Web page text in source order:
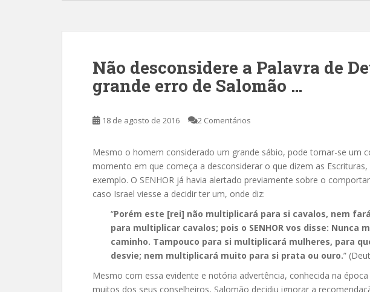
Não desconsidere a Palavra de
grande erro de Salomão …
18 de agosto de 2016 2 Comentários
Mesmo o homem considerado um grande sábio, pode tornar-se um
momento em que começa a desconsiderar o que dizem as
exemplo. O SENHOR já havia alertado previamente sobre o
caso Israel viesse a decidir ter um, onde diz:
“Porém este [rei] não multiplicará para si cavalos, nem
para multiplicar cavalos; pois o SENHOR vos disse: Nunca
caminho. Tampouco para si multiplicará mulheres, para
desvie; nem multiplicará muito para si prata ou ouro.”
Mesmo com essa evidente e notória advertência, conhecida na
muitos dos seus conselheiros, Salomão decidiu ignorar a